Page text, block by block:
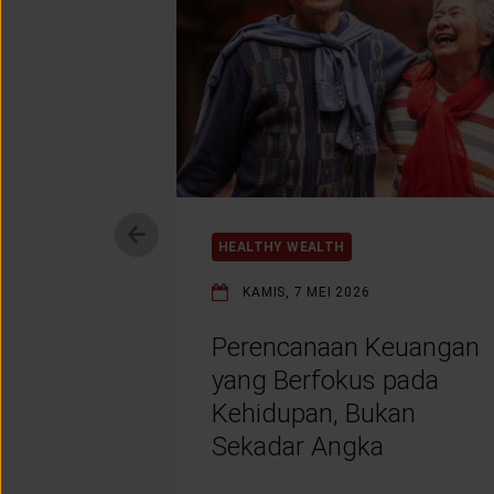
HEALTHY WEALTH
KAMIS, 7 MEI 2026
Perencanaan Keuangan
yang Berfokus pada
Kehidupan, Bukan
Sekadar Angka